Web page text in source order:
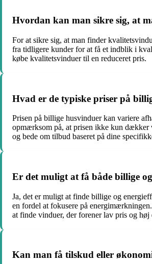
Hvordan kan man sikre sig, at
For at sikre sig, at man finder
fra tidligere kunder for at få et indblik i
købe kvalitetsvinduer til en reduceret pris.
Hvad er de typiske priser på
Prisen på billige husvinduer kan variere
opmærksom på, at prisen ikke kun dækker
og bede om tilbud baseret på dine
Er det muligt at få både billige
Ja, det er muligt at finde billige og
en fordel at fokusere på
at finde vinduer, der forener lav pris og
Kan man få tilskud eller